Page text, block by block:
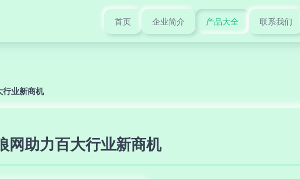
首页 企业简介 产品大全 联系我们
行业新商机
网助力百大行业新商机